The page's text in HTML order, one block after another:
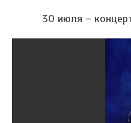
30 июля –